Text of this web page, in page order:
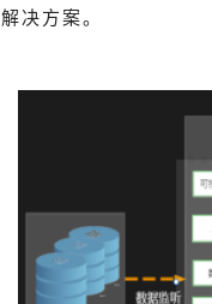
解决方案。